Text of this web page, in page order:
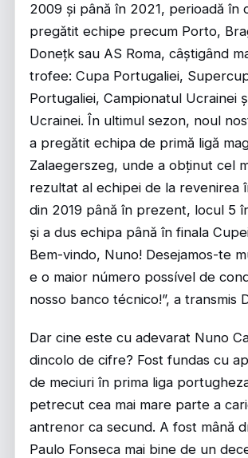
2009 și până în 2021, perioadă în
pregătit echipe precum Porto,
Donețk sau AS Roma, câștigând
trofee: Cupa Portugaliei,
Portugaliei, Campionatul Ucrainei
Ucrainei. În ultimul sezon, noul
a pregătit echipa de primă ligă
Zalaegerszeg, unde a obținut cel
rezultat al echipei de la revenirea
din 2019 până în prezent, locul 5
și a dus echipa până în finala
Bem-vindo, Nuno! Desejamos-te
e o maior número possível de
nosso banco técnico!”, a transmis
Dar cine este cu adevarat Nuno
dincolo de cifre? Fost fundas cu
de meciuri în prima liga
petrecut cea mai mare parte a
antrenor ca secund. A fost mână
Paulo Fonseca mai bine de un